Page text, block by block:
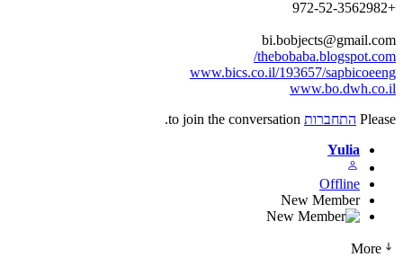
www.bics.co.il/193657/
התחברותto join the conversation.
Yulia
Offline
New Member
More